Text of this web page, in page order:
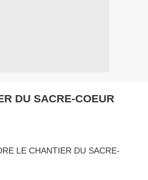
DU SACRE-COEUR